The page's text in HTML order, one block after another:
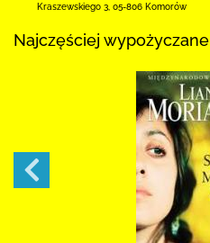
Kraszewskiego 3 05-806 Komorów
Najczęściej wypożyczane